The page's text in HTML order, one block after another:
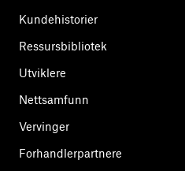
Kundehistorier
Ressursbibliotek
Utviklere
Nettsamfunn
Vervinger
Forhandlerpartnere